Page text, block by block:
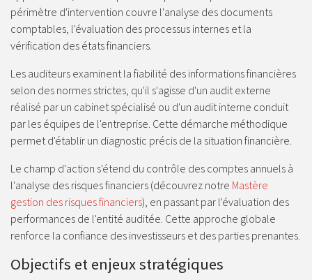
périmètre d'intervention couvre l'analyse des documents
comptables, l'évaluation des processus internes et la
vérification des états financiers.
Les auditeurs examinent la fiabilité des informations financières
selon des normes strictes, qu'il s'agisse d'un audit externe
réalisé par un cabinet spécialisé ou d'un audit interne conduit
par les équipes de l'entreprise. Cette démarche méthodique
permet d'établir un diagnostic précis de la situation financière.
Le champ d'action s'étend du contrôle des comptes annuels à
l'analyse des risques financiers (découvrez notre Mastère
gestion des risques financiers), en passant par l'évaluation des
performances de l'entité auditée. Cette approche globale
renforce la confiance des investisseurs et des parties prenantes.
Objectifs et enjeux stratégiques